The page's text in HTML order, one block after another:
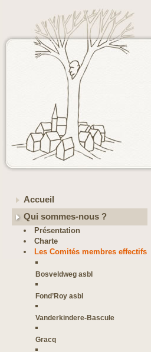
Accueil
Qui sommes-nous ?
Présentation
Charte
Les Comités membres effectifs
Bosveldweg asbl
Fond’Roy asbl
Vanderkindere-Bascule
Gracq